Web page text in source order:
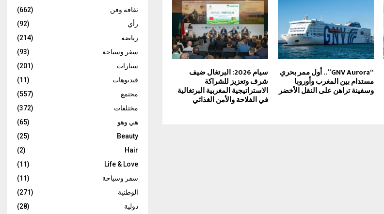
“GNV Aurora”.. أول ممر بحري
مستدام بين المغرب وأوروبا
وسفينة تراهن على النقل الأخضر
سيام 2026: البرتغال ضيف
شرف وتعزيز للشراكة
الاستراتيجية المغربية البرتغالية
في الفلاحة والأمن الغذائي
ثقافة وفن
(662)
رأي
(92)
رياضة
(214)
سفر وسياحة
(93)
سيارات
(201)
فيديوهات
(11)
مجتمع
(557)
مختلفات
(372)
هي وهو
(65)
Beauty
(25)
Hair
(2)
Life & Love
(11)
سفر وسياحة
(11)
الوطنية
(271)
دولية
(28)